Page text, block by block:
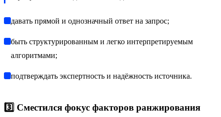
давать прямой и однозначный ответ на запрос;
быть структурированным и легко интерпретируемым
алгоритмами;
подтверждать экспертность и надёжность источника.
3️⃣ Сместился фокус факторов ранжирования